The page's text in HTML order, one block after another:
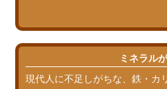
ミネラル
現代人に不足しがちな、鉄・カ